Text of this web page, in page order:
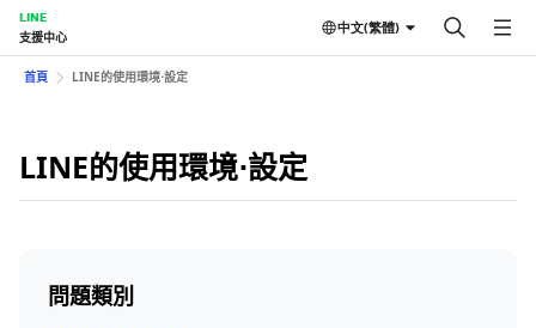
LINE
支援中心
中文(繁體)
首頁 LINE的使用環境⋅設定
LINE的使用環境⋅設定
問題類別